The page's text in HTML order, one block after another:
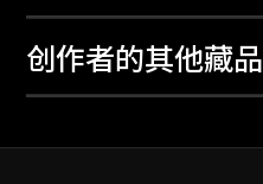
创作者的其他藏品